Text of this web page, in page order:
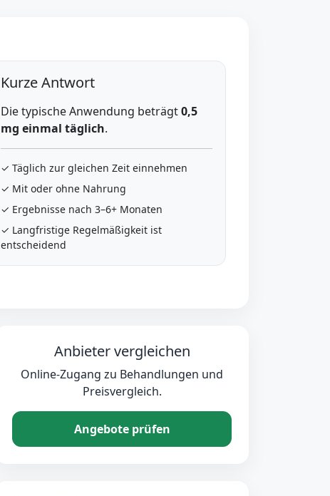
Kurze Antwort
Die typische Anwendung beträgt0,5
mg einmal täglich.
✓ Täglich zur gleichen Zeit einnehmen
✓ Mit oder ohne Nahrung
✓ Ergebnisse nach 3–6+ Monaten
✓ Langfristige Regelmäßigkeit ist
entscheidend
Anbieter vergleichen
Online-Zugang zu Behandlungen und
Preisvergleich.
Angebote prüfen